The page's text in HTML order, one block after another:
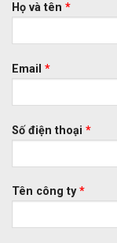
Họ và tên *
Email *
Số điện thoại *
Tên công ty*